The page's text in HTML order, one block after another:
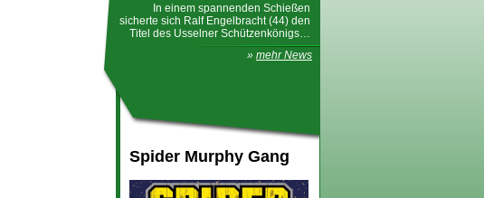
Spider Murphy Gang
In einem spannenden Schießen
sicherte sich Ralf Engelbracht (44) den
Titel des Usselner Schützenkönigs…
» mehr News